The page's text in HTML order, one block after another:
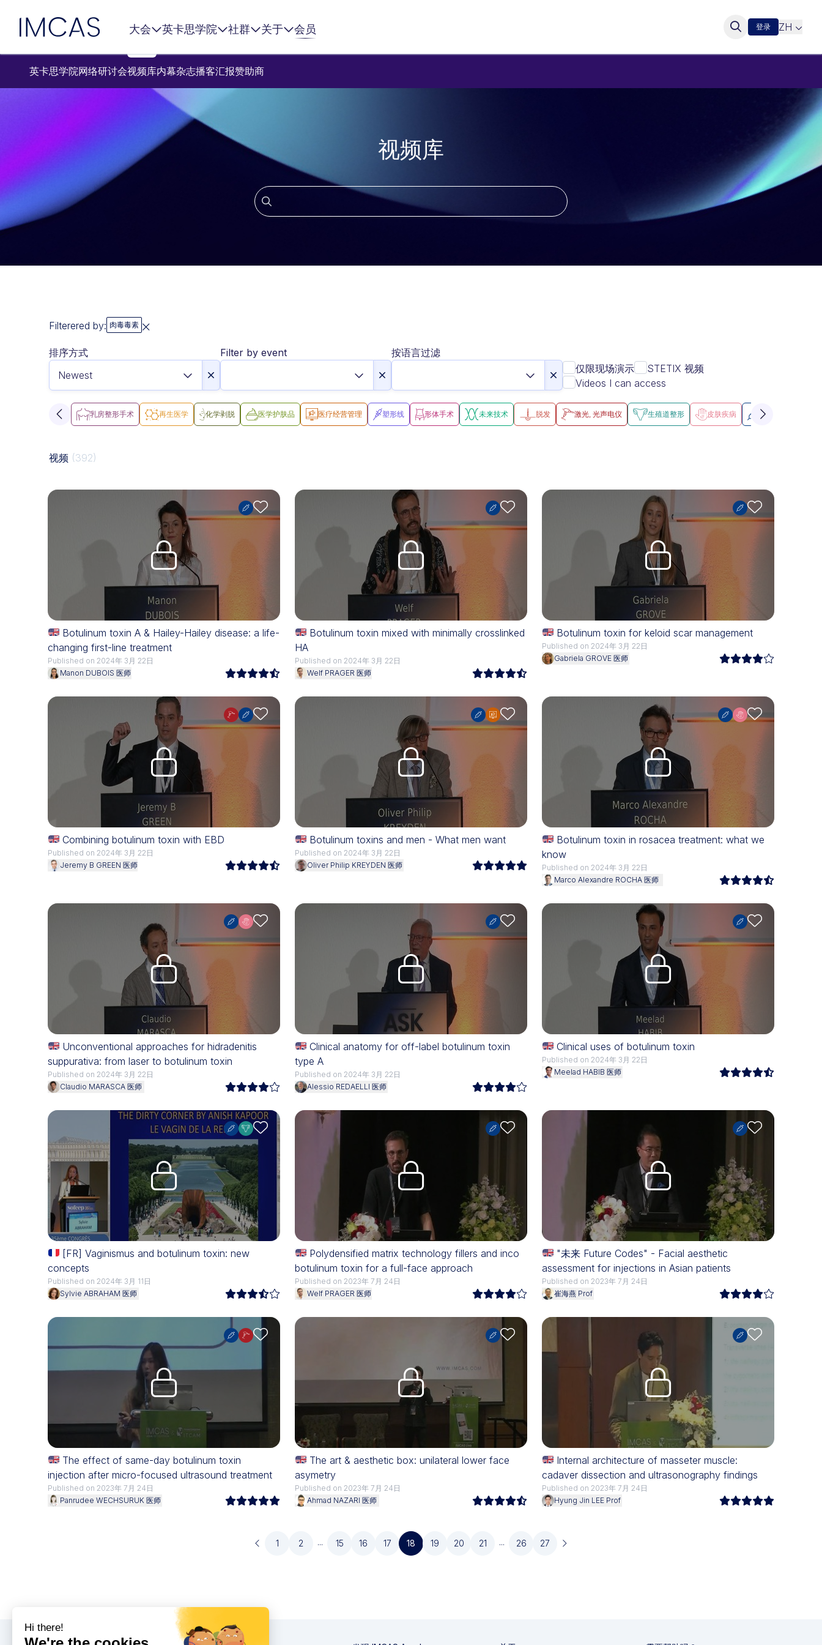
IMCAS 大会 英卡思学院 社群 关于 会员 登录 ZH
英卡思学院网络研讨会视频库内幕杂志播客汇报赞助商
视频库
Filterered by: 肉毒毒素
排序方式 Filter by event
按语言过滤
仅限现场演示
STETIX 视频
Videos I can access
乳房整形手术 再生医学 化学剥脱 医学护肤品 医疗经营管理 塑形线 形体手术 未来技术 脱发 激光, 光声电仪 生殖道整形 皮肤疾病 针剂注射
视频 (392)
Upgrade needed
Botulinum toxin A & Hailey-Hailey disease: a life-
changing first-line treatment
Published on 2024年 3月 22日
Manon DUBOIS 医师
Upgrade needed
Botulinum toxin mixed with minimally crosslinked
HA
Published on 2024年 3月 22日
Welf PRAGER 医师
Upgrade needed
Botulinum toxin for keloid scar management
Published on 2024年 3月 22日
Gabriela GROVE 医师
Upgrade needed
Combining botulinum toxin with EBD
Published on 2024年 3月 22日
Jeremy B GREEN 医师
Upgrade needed
Botulinum toxins and men - What men want
Published on 2024年 3月 22日
Oliver Philip KREYDEN 医师
Upgrade needed
Botulinum toxin in rosacea treatment: what we
know
Published on 2024年 3月 22日
Marco Alexandre ROCHA 医师
Upgrade needed
Unconventional approaches for hidradenitis
suppurativa: from laser to botulinum toxin
Published on 2024年 3月 22日
Claudio MARASCA 医师
Upgrade needed
Clinical anatomy for off-label botulinum toxin
type A
Published on 2024年 3月 22日
Alessio REDAELLI 医师
Upgrade needed
Clinical uses of botulinum toxin
Published on 2024年 3月 22日
Meelad HABIB 医师
Upgrade needed
[FR] Vaginismus and botulinum toxin: new
concepts
Published on 2024年 3月 11日
Sylvie ABRAHAM 医师
Upgrade needed
Polydensified matrix technology fillers and inco
botulinum toxin for a full-face approach
Published on 2023年 7月 24日
Welf PRAGER 医师
Upgrade needed
"未来 Future Codes" - Facial aesthetic
assessment for injections in Asian patients
Published on 2023年 7月 24日
崔海燕 Prof
Upgrade needed
The effect of same-day botulinum toxin
injection after micro-focused ultrasound treatment
Published on 2023年 7月 24日
Panrudee WECHSURUK 医师
Upgrade needed
The art & aesthetic box: unilateral lower face
asymetry
Published on 2023年 7月 24日
Ahmad NAZARI 医师
Upgrade needed
Internal architecture of masseter muscle:
cadaver dissection and ultrasonography findings
Published on 2023年 7月 24日
Hyung Jin LEE Prof
1 2 ... 15 16 17 18 19 20 21 ... 26 27